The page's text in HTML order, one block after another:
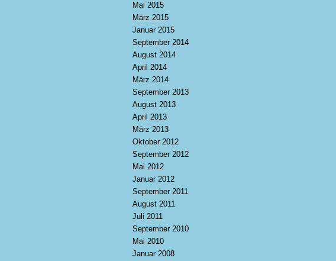
Mai 2015
März 2015
Januar 2015
September 2014
August 2014
April 2014
März 2014
September 2013
August 2013
April 2013
März 2013
Oktober 2012
September 2012
Mai 2012
Januar 2012
September 2011
August 2011
Juli 2011
September 2010
Mai 2010
Januar 2008